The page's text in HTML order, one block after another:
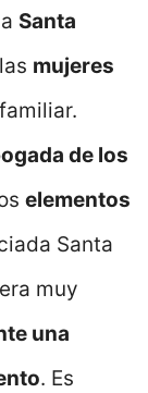
Santa
mujeres
de los
elementos
Santa
muy
una
. Es